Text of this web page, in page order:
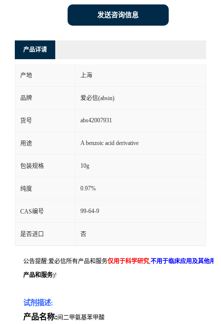
发送咨询信息
产品详请
产地 上海
品牌 爱必信(absin)
货号 abs42007931
用途 A benzoic acid derivative
包装规格 10g
纯度 0.97%
CAS编号 99-64-9
是否进口 否
公告提醒:爱必信所有产品和服务仅用于科学研究,不用于临床应用及其他用
产品和服务)!
试剂描述:
产品名称:间二甲氨基苯甲酸